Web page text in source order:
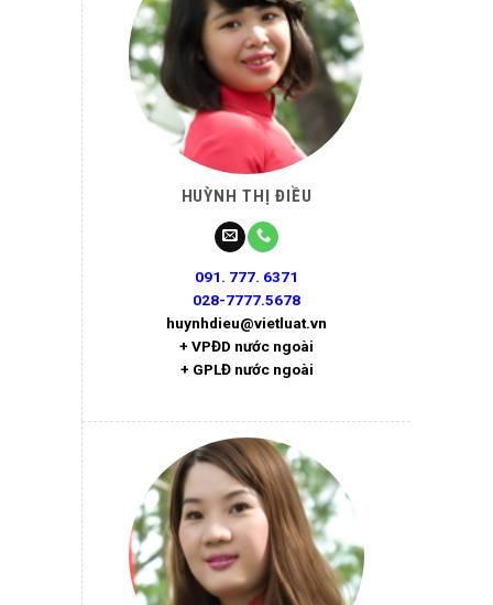
HUỲNH THỊ ĐIỀU
091. 777. 6371
028-7777.5678
huynhdieu@vietluat.vn
+ VPĐD nước ngoài
+ GPLĐ nước ngoài